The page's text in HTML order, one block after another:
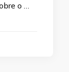
o …